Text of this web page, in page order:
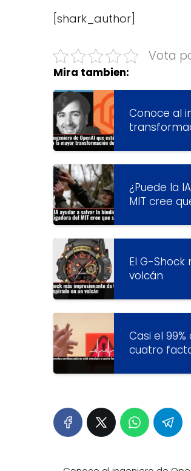
[shark_author]
Vota
Mira tambien:
Conoce al
¿Puede la
MIT cree
El G-
volcán
Casi el
cuatro